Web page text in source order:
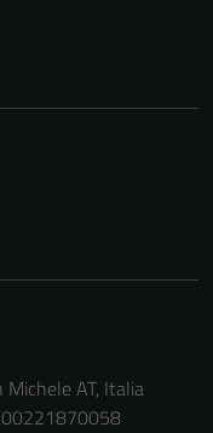
AT, Italia
00221870058